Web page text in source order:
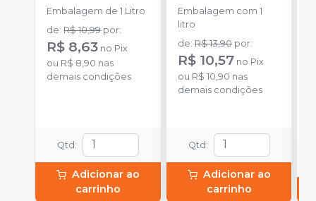
Embalagem de 1 Litro
de:R$ 10,99 por:
R$ 8,63 no Pix
ou R$ 8,90 nas
demais condições
Qtd :
Adicionar ao
carrinho
Embalagem com 1
litro
de: R$ 13,90 por:
R$ 10,57 no Pix
ou R$ 10,90 nas
demais condições
Qtd :
Adicionar ao
carrinho